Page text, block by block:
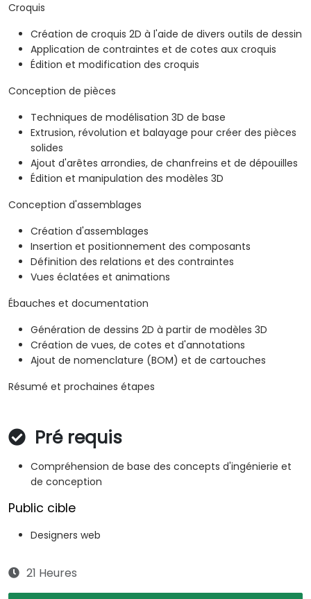
Croquis
Création de croquis 2D à l'aide de divers outils de dessin
Application de contraintes et de cotes aux croquis
Édition et modification des croquis
Conception de pièces
Techniques de modélisation 3D de base
Extrusion, révolution et balayage pour créer des pièces
solides
Ajout d'arêtes arrondies, de chanfreins et de dépouilles
Édition et manipulation des modèles 3D
Conception d'assemblages
Création d'assemblages
Insertion et positionnement des composants
Définition des relations et des contraintes
Vues éclatées et animations
Ébauches et documentation
Génération de dessins 2D à partir de modèles 3D
Création de vues, de cotes et d'annotations
Ajout de nomenclature (BOM) et de cartouches
Résumé et prochaines étapes
Pré requis
Compréhension de base des concepts d'ingénierie et
de conception
Public cible
Designers web
21 Heures